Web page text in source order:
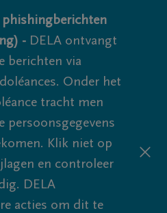
phishingberichten
- DELA ontvangt
berichten via
Onder het
tracht men
persoonsgegevens
Klik niet op
en controleer
DELA
acties om dit te